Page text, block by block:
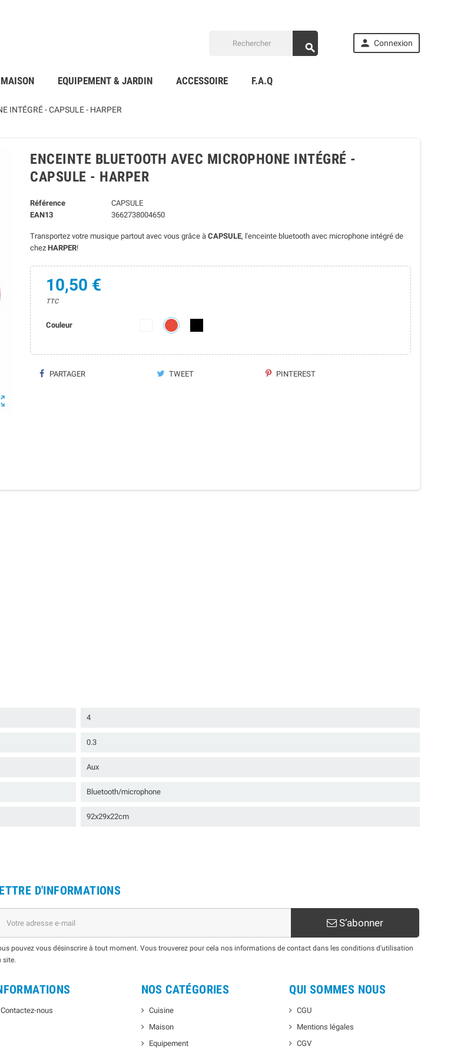
  Connexion
MAISON EQUIPEMENT & JARDIN ACCESSOIRE F.A.Q
INTÉGRÉ - CAPSULE - HARPER
ENCEINTE BLUETOOTH AVEC MICROPHONE INTÉGRÉ -
CAPSULE - HARPER
Référence
CAPSULE
EAN13
3662738004650
Transportez votre musique partout avec vous grâce àCAPSULE, l'enceinte bluetooth avec microphone intégré de
chezHARPER!
10,50 €
TTC
Couleur
PARTAGER TWEET PINTEREST
4
0.3
Aux
Bluetooth/microphone
92x29x22cm
D'INFORMATIONS
S’abonner
pouvez vous désinscrire à tout moment. Vous trouverez pour cela nos informations de contact dans les conditions d'utilisation
site.
Contactez-nous
NOS CATÉGORIES
Cuisine
Maison
Equipement
QUI SOMMES NOUS
CGU
Mentions légales
CGV